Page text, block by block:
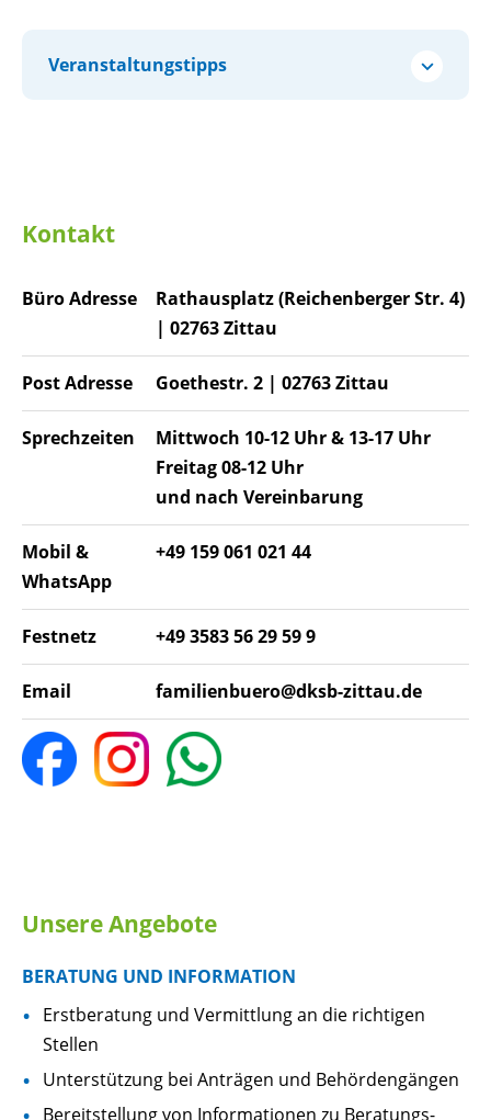
Veranstaltungstipps
Kontakt
Büro Adresse
Rathausplatz (Reichenberger Str. 4)
| 02763 Zittau
Post Adresse Goethestr. 2 | 02763 Zittau
Sprechzeiten
Mittwoch 10-12 Uhr & 13-17 Uhr
Freitag 08-12 Uhr
und nach Vereinbarung
Mobil &
WhatsApp
+49 159 061 021 44
Festnetz +49 3583 56 29 59 9
Email familienbuero@dksb-zittau.de
Unsere Angebote
BERATUNG UND INFORMATION
Erstberatung und Vermittlung an die richtigen
Stellen
Unterstützung bei Anträgen und Behördengängen
Bereitstellung von Informationen zu Beratungs-